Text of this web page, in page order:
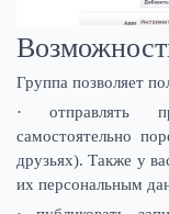
Группа позволяет
· отправлять
самостоятельно
друзьях). Также у
их персональным